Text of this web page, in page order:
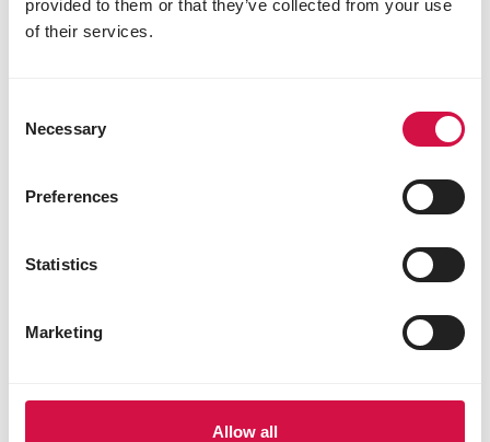
provided to them or that they’ve collected from your use
of their services.
Selection
Necessary
Preferences
Statistics
Marketing
Allow all
Für Sie ausgewählt
Welche Futterstelle ist die beste für